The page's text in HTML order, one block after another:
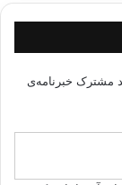
مشترک خبرنامه‌ی